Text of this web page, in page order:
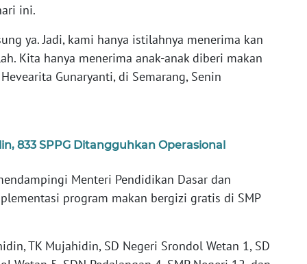
ini.
ya. Jadi, kami hanya istilahnya menerima kan
Kita hanya menerima anak-anak diberi makan
Gunaryanti, di Semarang, Senin
833 SPPG Ditangguhkan Operasional
Menteri Pendidikan Dasar dan
program makan bergizi gratis di SMP
TK Mujahidin, SD Negeri Srondol Wetan 1, SD